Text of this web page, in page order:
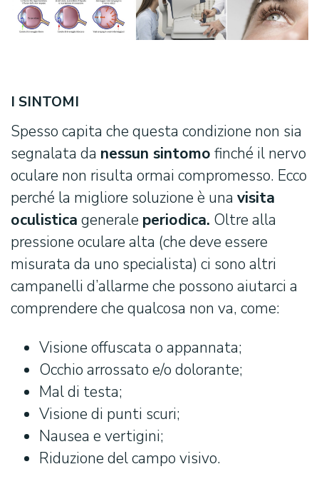
I SINTOMI
Spesso capita che questa condizione non sia
segnalata da nessun sintomo finché il nervo
oculare non risulta ormai compromesso. Ecco
perché la migliore soluzione è una visita
oculistica generale periodica. Oltre alla
pressione oculare alta (che deve essere
misurata da uno specialista) ci sono altri
campanelli d’allarme che possono aiutarci a
comprendere che qualcosa non va, come:
Visione offuscata o appannata;
Occhio arrossato e/o dolorante;
Mal di testa;
Visione di punti scuri;
Nausea e vertigini;
Riduzione del campo visivo.